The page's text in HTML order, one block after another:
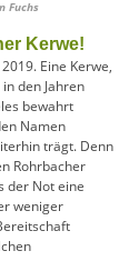
Fuchs
Kerwe!
Eine Kerwe,
den Jahren
bewahrt
Namen
trägt. Denn
Rohrbacher
der Not eine
weniger